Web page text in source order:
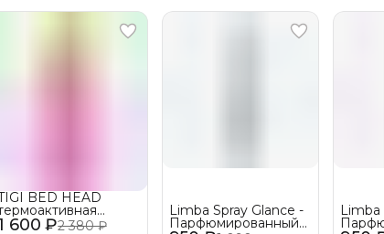
600 ₽2 380 ₽
BED HEAD
Limba Spray Glance -
Парфюмированный
Limba